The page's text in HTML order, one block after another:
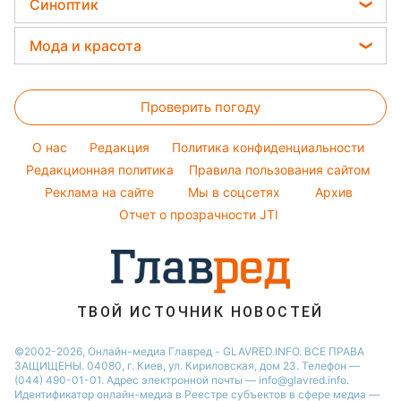
Алла Пугачева
Максим Галкин
Новости Львова
Новости Тернополя
Новости Житомира
Новости Одессы
Праздничное меню
Народные приметы
Авто
Стирка
Денежная помощь
Тарифы
Курс валют
Синоптик
Прогноз погоды
Магнитные бури
Погода на сегодня
Погода на завтра
Пылевая буря
Мода и красота
Окрашивание волос
Красивый маникюр
Модные ошибки
Новости моды
Советы от Андре Тана
Проверить погоду
O нас Редакция
Политика конфиденциальности
Редакционная политика
Правила пользования сайтом
Реклама на сайте
Мы в соцсетях
Архив
Отчет о прозрачности JTI
ТВОЙ ИСТОЧНИК НОВОСТЕЙ
©2002-2026, Онлайн-медиа Главред - GLAVRED.INFO. ВСЕ ПРАВА
ЗАЩИЩЕНЫ. 04080, г. Киев, ул. Кириловская, дом 23. Телефон —
(044) 490-01-01. Адрес электронной почты — info@glavred.info.
Идентификатор онлайн-медиа в Реестре cубъектов в сфере медиа —